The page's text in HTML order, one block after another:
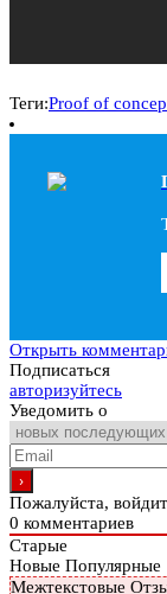
Теги:Proof of
Открыть
Подписаться
авторизуйтесь
Уведомить о
Пожалуйста,
0 комментариев
Старые
Новые Популярные
Межтекстовые